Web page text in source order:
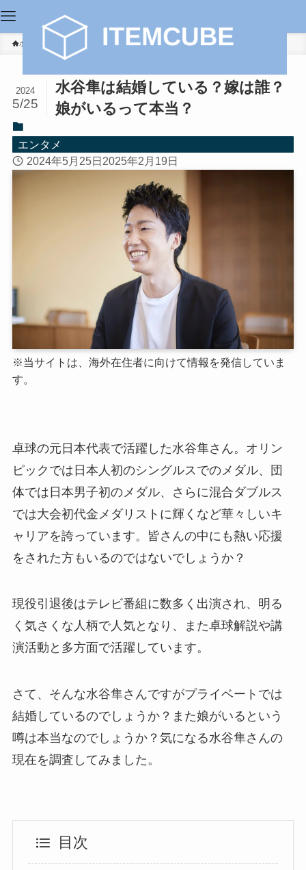
ホーム
水谷隼は結婚している？嫁は誰？
娘がいるって本当？
2024
5/25
エンタメ
2024年5月25日 2025年2月19日
※当サイトは、海外在住者に向けて情報を発信していま
す。
卓球の元日本代表で活躍した水谷隼さん。オリン
ピックでは日本人初のシングルスでのメダル、団
体では日本男子初のメダル、さらに混合ダブルス
では大会初代金メダリストに輝くなど華々しいキ
ャリアを誇っています。皆さんの中にも熱い応援
をされた方もいるのではないでしょうか？
現役引退後はテレビ番組に数多く出演され、明る
く気さくな人柄で人気となり、また卓球解説や講
演活動と多方面で活躍しています。
さて、そんな水谷隼さんですがプライベートでは
結婚しているのでしょうか？また娘がいるという
噂は本当なのでしょうか？気になる水谷隼さんの
現在を調査してみました。
目次